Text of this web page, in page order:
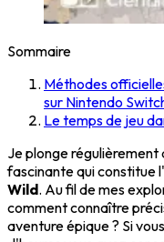
Sommaire
Méthodes
sur Nintendo
Le temps de jeu
Je plonge
fascinante qui constitue
Wild. Au fil de mes
comment connaître
aventure épique ? Si